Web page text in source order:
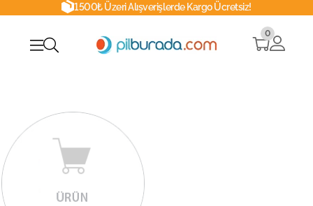
1500₺ Üzeri Alışverişlerde Kargo Ücretsiz!
0